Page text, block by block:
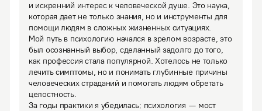
и искренний интерес к человеческой душе. Это наука,
которая дает не только знания, но и инструменты для
помощи людям в сложных жизненных ситуациях.
Мой путь в психологию начался в зрелом возрасте, это
был осознанный выбор, сделанный задолго до того,
как профессия стала популярной. Хотелось не только
лечить симптомы, но и понимать глубинные причины
человеческих страданий и помогать людям обретать
целостность.
За годы практики я убедилась: психология — мост